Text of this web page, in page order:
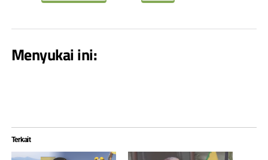
Menyukai ini:
Terkait